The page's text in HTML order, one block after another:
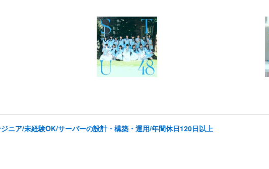
ニア/未経験OK/サーバーの設計・構築・運用/年間休日120日以上